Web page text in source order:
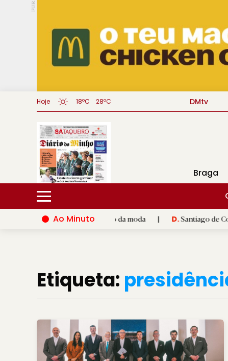
PUB.
Hoje 18ºC 28ºC DMtv
Braga
Ao Minuto
inovação do mundo da moda D.Santiago de Compostela
Etiqueta: